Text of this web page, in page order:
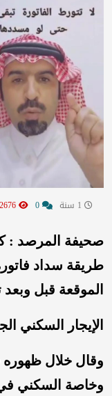
صحيفة المرصد :
طريقة سداد
الموقعة قبل وبعد تاريخ
الإيجار السكني
وقال خلال
وخاصة السكني في